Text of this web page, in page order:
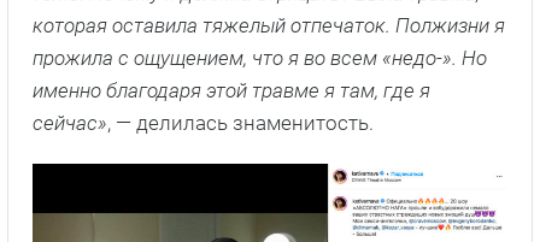
которая оставила тяжелый отпечаток. Полжизни я
прожила с ощущением, что я во всем «недо-». Но
именно благодаря этой травме я там, где я
сейчас», — делилась знаменитость.